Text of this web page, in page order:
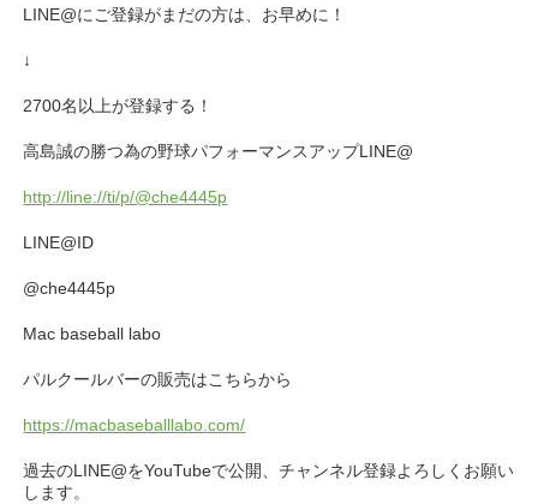
LINE@にご登録がまだの方は、お早めに！
↓
2700名以上が登録する！
高島誠の勝つ為の野球パフォーマンスアップLINE@
http://line://ti/p/@che4445p
LINE@ID
@che4445p
Mac baseball labo
パルクールバーの販売はこちらから
https://macbaseballlabo.com/
過去のLINE@をYouTubeで公開、チャンネル登録よろしくお願い
します。